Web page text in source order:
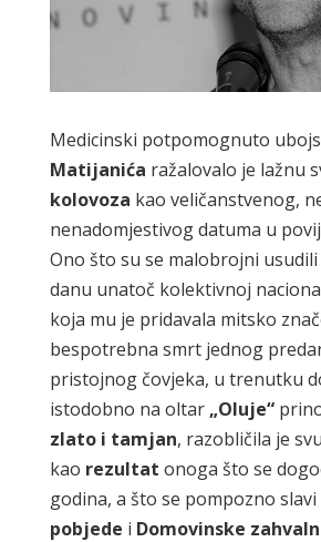
Medicinski potpomognuto
Matijanića ražalovalo je lažnu
kolovoza kao veličanstvenog,
nenadomjestivog datuma u
Ono što su se malobrojni
danu unatoč kolektivnoj
koja mu je pridavala mitsko
bespotrebna smrt jednog
pristojnog čovjeka, u trenutku
istodobno na oltar „Oluje“
zlato i tamjan, razobličila je
kao rezultat onoga što se
godina, a što se pompozno slavi
pobjede i Domovinske